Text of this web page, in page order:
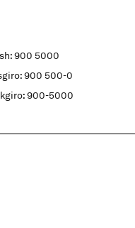
900 5000
900 500-0
900-5000